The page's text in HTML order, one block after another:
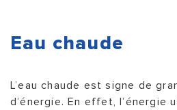
Eau chaude
L’eau chaude est signe de
d’énergie. En effet, l’énergie